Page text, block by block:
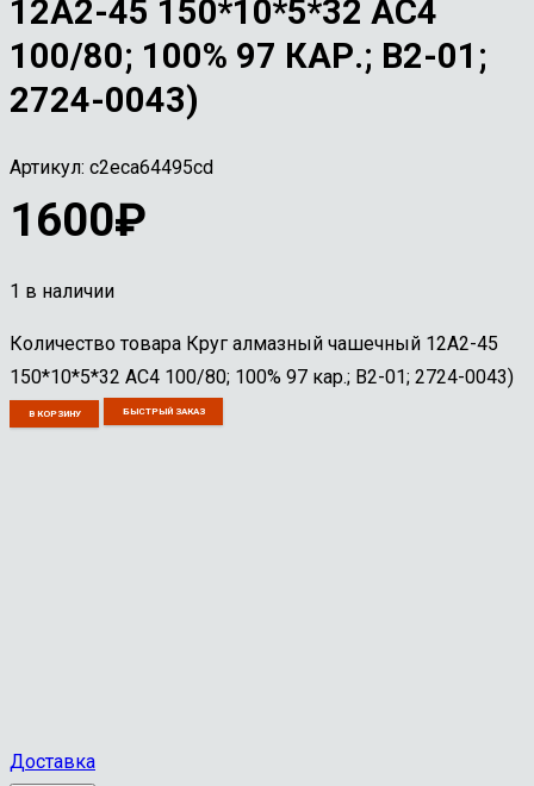
12А2-45 150*10*5*32 АС4
100/80; 100% 97 КАР.; В2-01;
2724-0043)
Артикул: c2eca64495cd
1600₽
1 в наличии
Количество товара Круг алмазный чашечный 12А2-45
150*10*5*32 АС4 100/80; 100% 97 кар.; В2-01; 2724-0043)
В КОРЗИНУ БЫСТРЫЙ ЗАКАЗ
Доставка